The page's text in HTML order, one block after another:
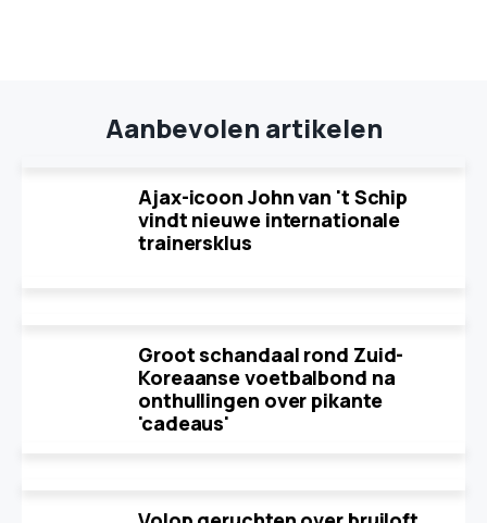
Aanbevolen artikelen
Ajax-icoon John van 't Schip
vindt nieuwe internationale
trainersklus
Groot schandaal rond Zuid-
Koreaanse voetbalbond na
onthullingen over pikante
'cadeaus'